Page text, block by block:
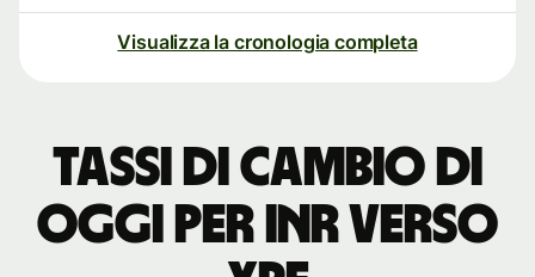
Visualizza la cronologia completa
Tassi di cambio di
oggi per INR verso